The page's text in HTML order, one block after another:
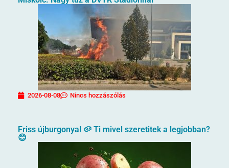
2026-08-08 Nincs hozzászólás
Friss újburgonya! 🥔 Ti mivel szeretitek a legjobban?
😊